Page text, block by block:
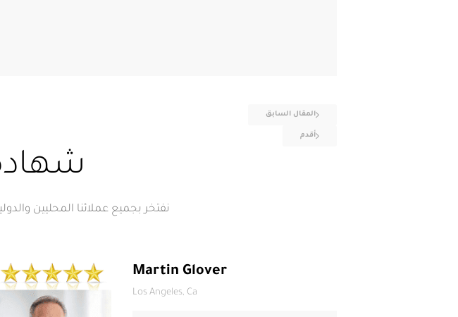
المقال السابق
أقدم
نفتخر بجميع عملائنا المحليين
Martin Glover
Los Angeles, Ca